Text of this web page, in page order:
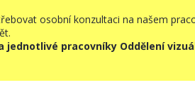
osobní konzultaci na našem
jednotlivé pracovníky Oddělení